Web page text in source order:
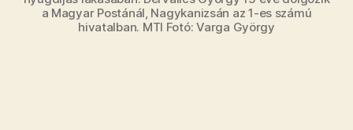
a Magyar Postánál, Nagykanizsán az 1-es számú
hivatalban. MTI Fotó: Varga György